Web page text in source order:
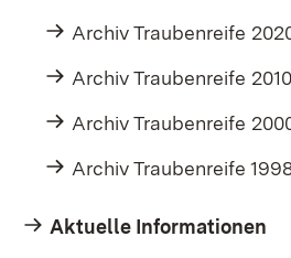
Archiv Traubenreife
Archiv Traubenreife
Archiv Traubenreife
Archiv Traubenreife
Aktuelle Informationen